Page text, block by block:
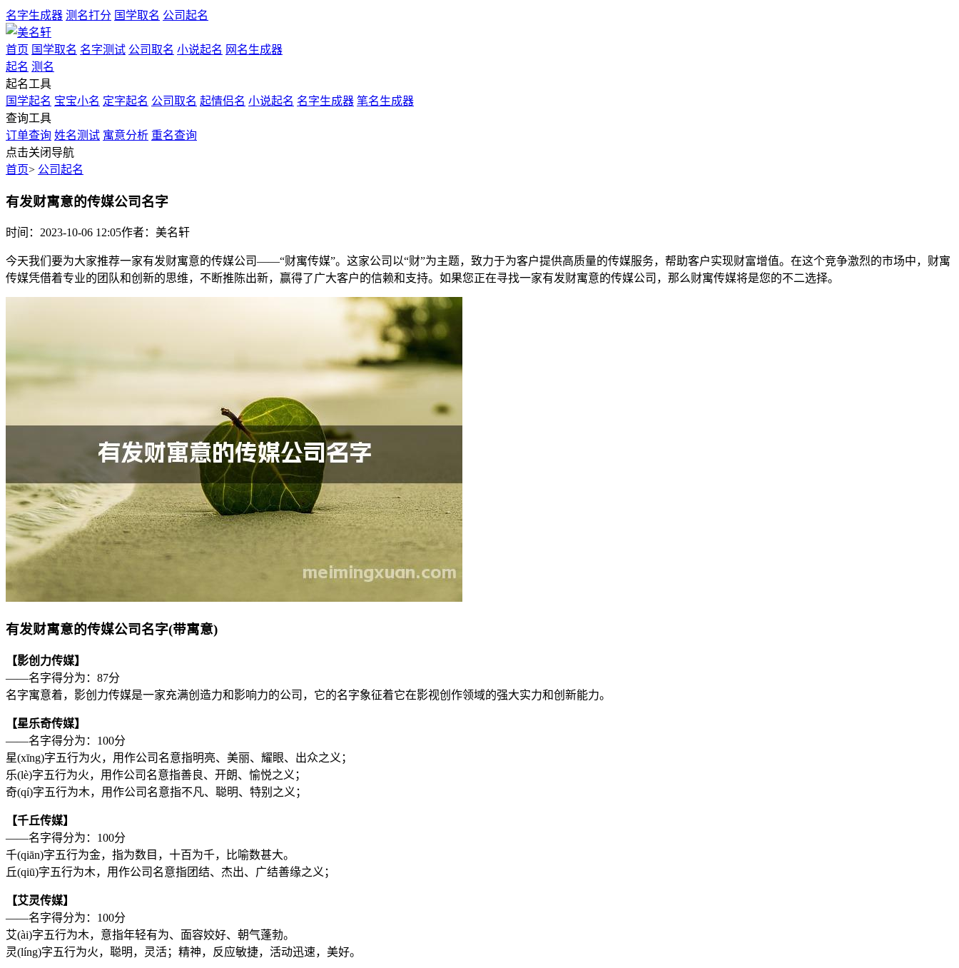
名字生成器 测名打分 国学取名 公司起名
首页 国学取名 名字测试 公司取名 小说起名 网名生成器
起名 测名
起名工具
国学起名 宝宝小名 定字起名 公司取名 起情侣名 小说起名 名字生成器 笔名生成器
查询工具
订单查询 姓名测试 寓意分析 重名查询
点击关闭导航
首页> 公司起名
有发财寓意的传媒公司名字
时间：2023-10-06 12:05作者：美名轩
今天我们要为大家推荐一家有发财寓意的传媒公司——“财寓传媒”。这家公司以“财”为主题，致力于为客户提供高质量的传媒服务，帮助客户实现财富增值。在这个竞争激烈的市场中，财寓
传媒凭借着专业的团队和创新的思维，不断推陈出新，赢得了广大客户的信赖和支持。如果您正在寻找一家有发财寓意的传媒公司，那么财寓传媒将是您的不二选择。
有发财寓意的传媒公司名字(带寓意)
【影创力传媒】
——名字得分为：87分
名字寓意着，影创力传媒是一家充满创造力和影响力的公司，它的名字象征着它在影视创作领域的强大实力和创新能力。
【星乐奇传媒】
——名字得分为：100分
星(xīng)字五行为火，用作公司名意指明亮、美丽、耀眼、出众之义；
乐(lè)字五行为火，用作公司名意指善良、开朗、愉悦之义；
奇(qí)字五行为木，用作公司名意指不凡、聪明、特别之义；
【千丘传媒】
——名字得分为：100分
千(qiān)字五行为金，指为数目，十百为千，比喻数甚大。
丘(qiū)字五行为木，用作公司名意指团结、杰出、广结善缘之义；
【艾灵传媒】
——名字得分为：100分
艾(ài)字五行为木，意指年轻有为、面容姣好、朝气蓬勃。
灵(líng)字五行为火，聪明，灵活；精神，反应敏捷，活动迅速，美好。